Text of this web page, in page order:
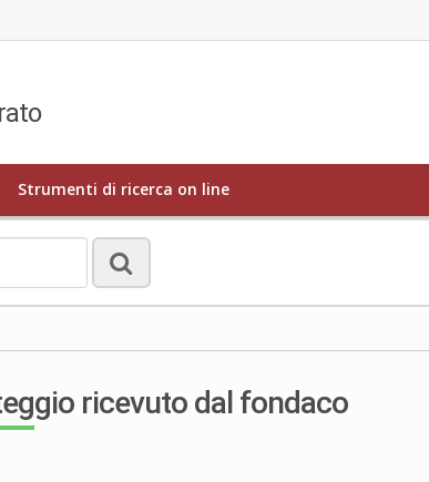
Strumenti di ricerca on line
ricevuto dal fondaco